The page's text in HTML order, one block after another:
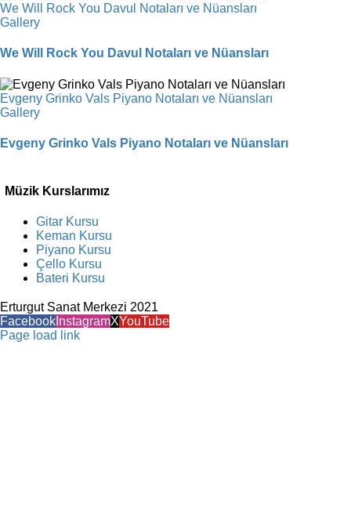
We Will Rock You Davul Notaları ve Nüansları
Gallery
We Will Rock You Davul Notaları ve Nüansları
Evgeny Grinko Vals Piyano Notaları ve Nüansları
Gallery
Evgeny Grinko Vals Piyano Notaları ve Nüansları
Müzik Kurslarımız
Gitar Kursu
Keman Kursu
Piyano Kursu
Çello Kursu
Bateri Kursu
Erturgut Sanat Merkezi 2021
Facebook InstagramXYouTube
Page load link